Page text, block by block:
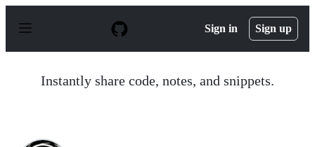
p
Sign in Sign up
Instantly share code, notes, and snippets.